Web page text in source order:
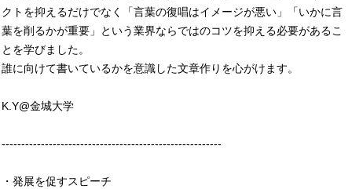
クトを抑えるだけでなく「言葉の復唱はイメージが悪い」「いかに言
葉を削るかが重要」という業界ならではのコツを抑える必要があるこ
とを学びました。
誰に向けて書いているかを意識した文章作りを心がけます。
K.Y@金城大学
--------------------------------------------------------
・発展を促すスピーチ